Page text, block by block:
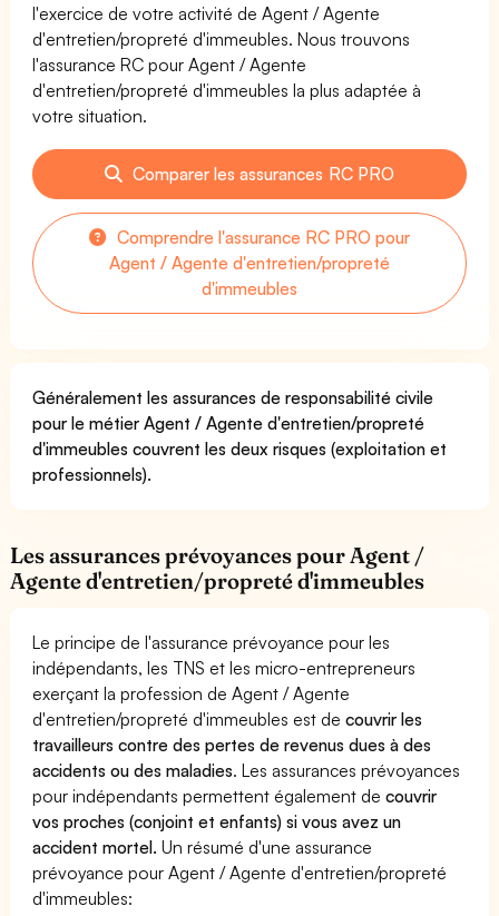
l'exercice de votre activité de Agent / Agente
d'entretien/propreté d'immeubles. Nous trouvons
l'assurance RC pour Agent / Agente
d'entretien/propreté d'immeubles la plus adaptée à
votre situation.
Comparer les assurances RC PRO
Comprendre l'assurance RC PRO pour
Agent / Agente d'entretien/propreté
d'immeubles
Généralement les assurances de responsabilité civile
pour le métier Agent / Agente d'entretien/propreté
d'immeubles couvrent les deux risques (exploitation et
professionnels).
Les assurances prévoyances pour Agent /
Agente d'entretien/propreté d'immeubles
Le principe de l'assurance prévoyance pour les
indépendants, les TNS et les micro-entrepreneurs
exerçant la profession de Agent / Agente
d'entretien/propreté d'immeubles est decouvrir les
travailleurs contre des pertes de revenus dues à des
accidents ou des maladies. Les assurances prévoyances
pour indépendants permettent également decouvrir
vos proches (conjoint et enfants) si vous avez un
accident mortel. Un résumé d'une assurance
prévoyance pour Agent / Agente d'entretien/propreté
d'immeubles: